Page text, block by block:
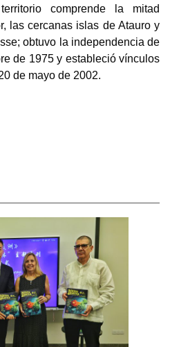
comprende la mitad
las cercanas islas de Atauro y
obtuvo la independencia de
de 1975 y estableció vínculos
de mayo de 2002.